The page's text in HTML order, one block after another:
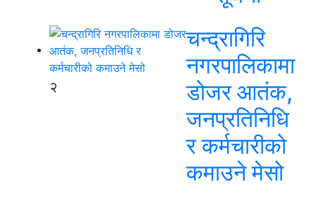
२
चन्द्रागिरि
नगरपालिकामा
डोजर आतंक,
जनप्रतिनिधि
र कर्मचारीको
कमाउने मेसो